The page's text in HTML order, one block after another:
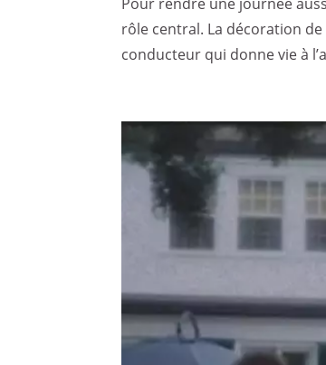
Pour rendre une journée
rôle central. La décoration
conducteur qui donne vie à